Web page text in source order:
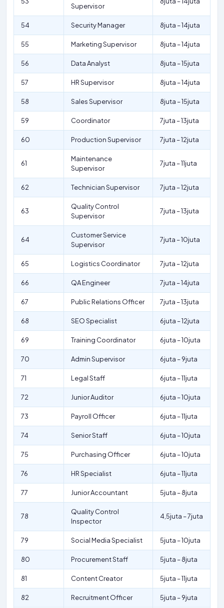
Supervisor
54 Security Manager 8juta – 14juta
55 Marketing Supervisor 8juta – 14juta
56 Data Analyst 8juta – 15juta
57 HR Supervisor 8juta – 14juta
58 Sales Supervisor 8juta – 15juta
59 Coordinator 7juta – 13juta
60 Production Supervisor 7juta – 12juta
61
Maintenance
Supervisor
7juta – 11juta
62 Technician Supervisor 7juta – 12juta
63
Quality Control
Supervisor
7juta – 13juta
64
Customer Service
Supervisor
7juta – 10juta
65 Logistics Coordinator 7juta – 12juta
66 QA Engineer 7juta – 14juta
67 Public Relations Officer 7juta – 13juta
68 SEO Specialist 6juta – 12juta
69 Training Coordinator 6juta – 10juta
70 Admin Supervisor 6juta – 9juta
71 Legal Staff 6juta – 11juta
72 Junior Auditor 6juta – 10juta
73 Payroll Officer 6juta – 11juta
74 Senior Staff 6juta – 10juta
75 Purchasing Officer 6juta – 10juta
76 HR Specialist 6juta – 11juta
77 Junior Accountant 5juta – 8juta
78
Quality Control
Inspector
4,5juta – 7juta
79 Social Media Specialist 5juta – 10juta
80 Procurement Staff 5juta – 8juta
81 Content Creator 5juta – 11juta
82 Recruitment Officer 5juta – 9juta